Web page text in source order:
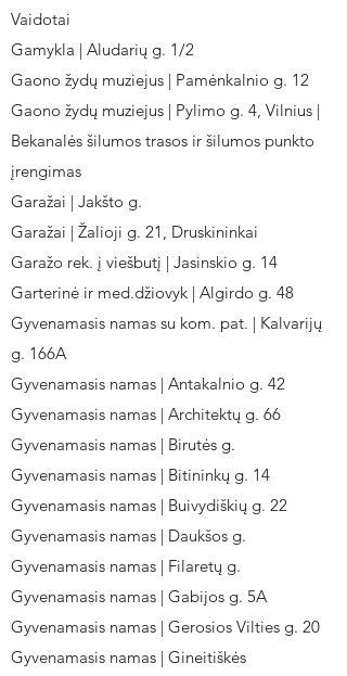
Vaidotai
Gamykla | Aludarių g. 1/2
Gaono žydų muziejus | Pamėnkalnio g. 12
Gaono žydų muziejus | Pylimo g. 4, Vilnius |
Bekanalės šilumos trasos ir šilumos punkto
įrengimas
Garažai | Jakšto g.
Garažai | Žalioji g. 21, Druskininkai
Garažo rek. į viešbutį | Jasinskio g. 14
Garterinė ir med.džiovyk | Algirdo g. 48
Gyvenamasis namas su kom. pat. | Kalvarijų
g. 166A
Gyvenamasis namas | Antakalnio g. 42
Gyvenamasis namas | Architektų g. 66
Gyvenamasis namas | Birutės g.
Gyvenamasis namas | Bitininkų g. 14
Gyvenamasis namas | Buivydiškių g. 22
Gyvenamasis namas | Daukšos g.
Gyvenamasis namas | Filaretų g.
Gyvenamasis namas | Gabijos g. 5A
Gyvenamasis namas | Gerosios Vilties g. 20
Gyvenamasis namas | Gineitiškės